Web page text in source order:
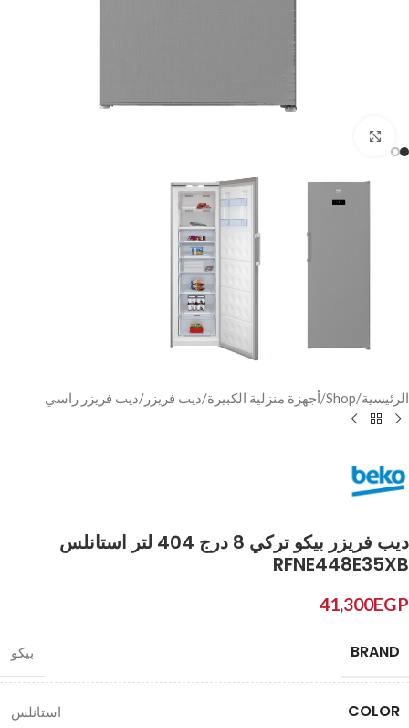
الرئيسية/
Shop
/أجهزة منزلية الكبيرة/ديب فريزر /ديب فريزر راسي
ديب فريزر بيكو تركي 8 درج 404 لتر استانلس
RFNE448E35XB
41,300EGP
BRAND بيكو
COLOR استانلس